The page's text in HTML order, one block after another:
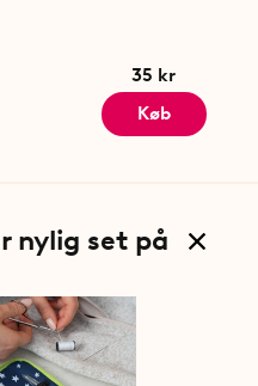
35 kr
Køb
nylig set på